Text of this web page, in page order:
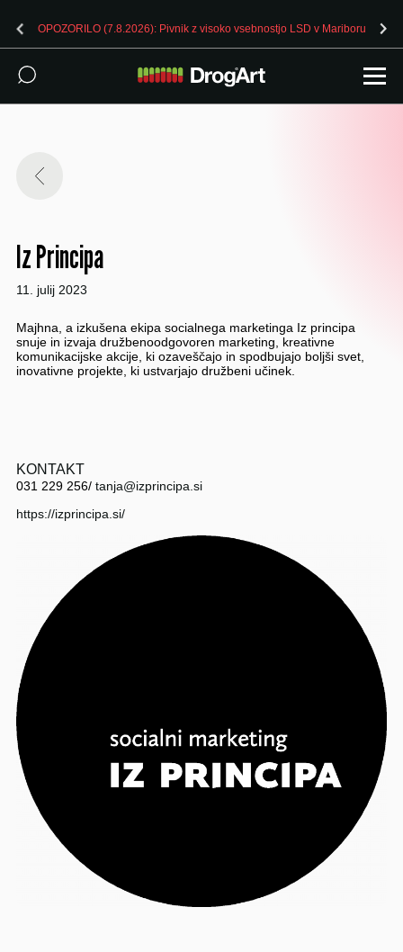
OPOZORILO (7.8.2026): Pivnik z visoko vsebnostjo LSD v Mariboru
Iz Principa
11. julij 2023
Majhna, a izkušena ekipa socialnega marketinga Iz principa
snuje in izvaja družbenoodgovoren marketing, kreativne
komunikacijske akcije, ki ozaveščajo in spodbujajo boljši svet,
inovativne projekte, ki ustvarjajo družbeni učinek.
KONTAKT
031 229 256/ tanja@izprincipa.si
https://izprincipa.si/